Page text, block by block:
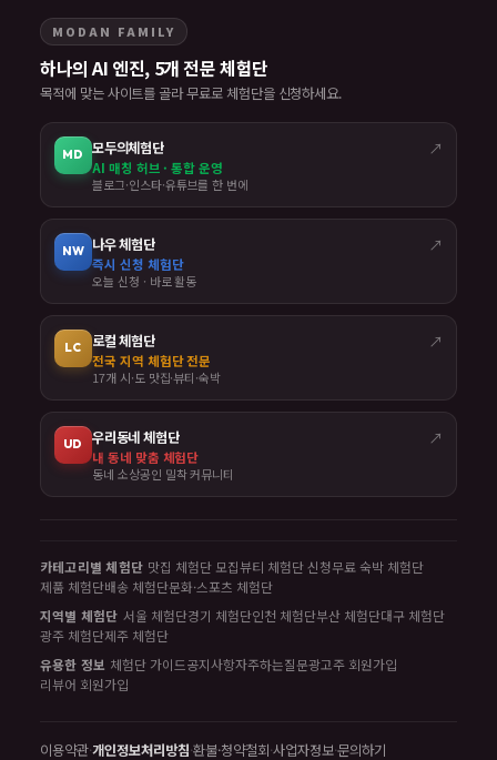
MODAN FAMILY
하나의 AI 엔진, 5개 전문 체험단
목적에 맞는 사이트를 골라 무료로 체험단을 신청하세요.
MD 모두의체험단 ↗
AI 매칭 허브 · 통합 운영
블로그·인스타·유튜브를 한 번에
NW 나우 체험단 ↗
즉시 신청 체험단
오늘 신청 · 바로 활동
LC 로컬 체험단 ↗
전국 지역 체험단 전문
17개 시·도 맛집·뷰티·숙박
UD 우리동네 체험단 ↗
내 동네 맞춤 체험단
동네 소상공인 밀착 커뮤니티
카테고리별 체험단 맛집 체험단 모집뷰티 체험단 신청무료 숙박 체험단
제품 체험단배송 체험단문화·스포츠 체험단
지역별 체험단 서울 체험단경기 체험단인천 체험단부산 체험단대구 체험단
광주 체험단제주 체험단
유용한 정보 체험단 가이드공지사항자주하는질문광고주 회원가입
리뷰어 회원가입
이용약관·개인정보처리방침·환불·청약철회·사업자정보·문의하기